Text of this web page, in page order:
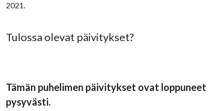
2021.
Tulossa olevat päivitykset?
Tämän puhelimen päivitykset ovat loppuneet
pysyvästi.